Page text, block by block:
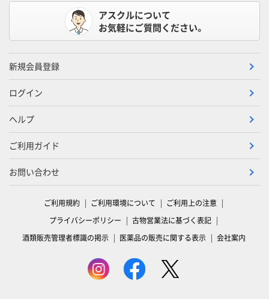
アスクルについて
お気軽にご質問ください。
新規会員登録
ログイン
ヘルプ
ご利用ガイド
お問い合わせ
ご利用規約 ご利用環境について
ご利用上の注意
プライバシーポリシー
古物営業法に基づく表記
酒類販売管理者標識の掲示
医薬品の販売に関する表示 会社案内